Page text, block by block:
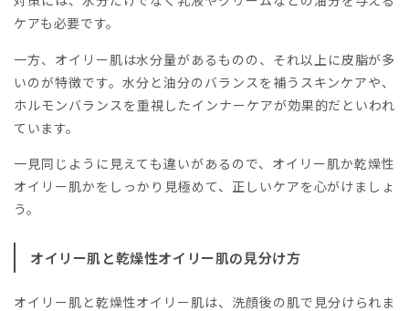
ケアも必要です。
一方、オイリー肌は水分量があるものの、それ以上に皮脂が多
いのが特徴です。水分と油分のバランスを補うスキンケアや、
ホルモンバランスを重視したインナーケアが効果的だといわれ
ています。
一見同じように見えても違いがあるので、オイリー肌か乾燥性
オイリー肌かをしっかり見極めて、正しいケアを心がけましょ
う。
オイリー肌と乾燥性オイリー肌の見分け方
オイリー肌と乾燥性オイリー肌は、洗顔後の肌で見分けられま